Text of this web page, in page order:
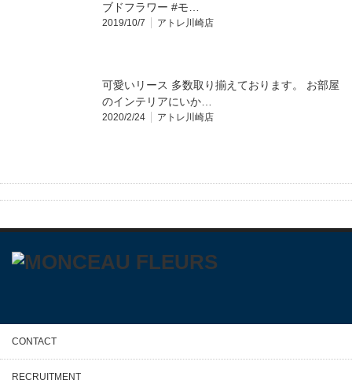
ブドフラワー #モ…
2019/10/7 アトレ川崎店
可愛いリース 多数取り揃えております。 お部屋
のインテリアにいか…
2020/2/24 アトレ川崎店
CONTACT
RECRUITMENT